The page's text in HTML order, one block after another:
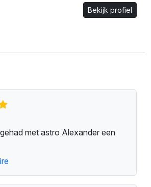
Bekijk profiel
met astro Alexander een